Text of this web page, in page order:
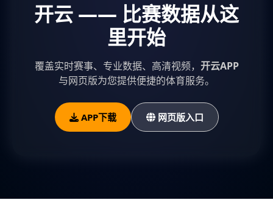
开云 —— 比赛数据从这
里开始
覆盖实时赛事、专业数据、高清视频， 开云APP
与网页版为您提供便捷的体育服务。
APP下载 网页版入口